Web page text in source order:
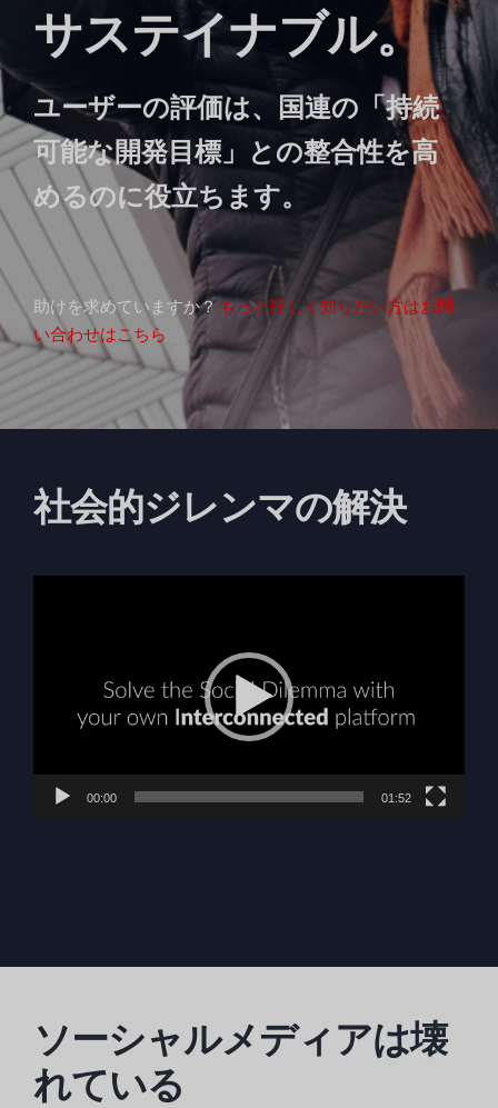
サステイナブル。
ユーザーの評価は、国連の「持続
可能な開発目標」との整合性を高
めるのに役立ちます。
助けを求めていますか？ もっと詳しく知りたい方はお問
い合わせはこちら
社会的ジレンマの解決
00:00 01:52
ソーシャルメディアは壊
れている